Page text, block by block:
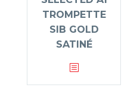
TROMPETTE
SIB GOLD
SATINÉ